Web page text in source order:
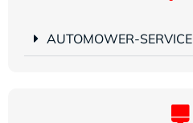
AUTOMOWER-SERVICE